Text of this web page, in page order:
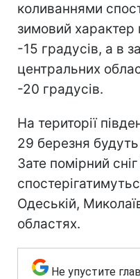
коливаннями
зимовий характер
-15 градусів, а в
центральних
-20 градусів.
На території
29 березня будуть
Зате помірний
Одеській,
областях.
Не упустите